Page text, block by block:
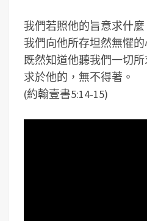
我們若照他的旨意求什
我們向他所存坦然無懼的
既然知道他聽我們一切
求於他的，無不得著。
(約翰壹書5:14-15)